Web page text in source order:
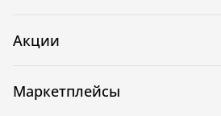
Акции
Маркетплейсы